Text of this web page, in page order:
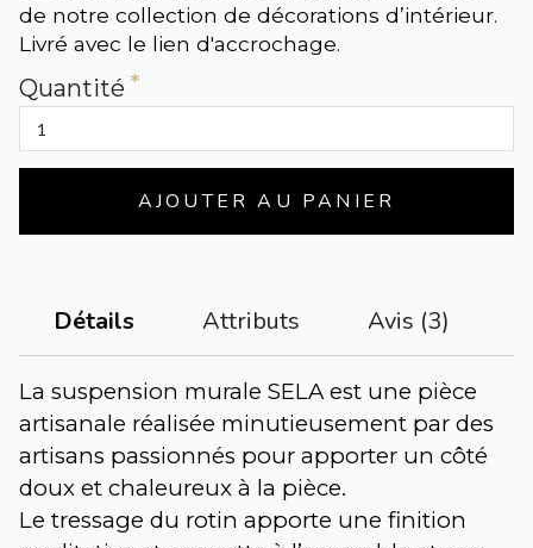
de notre collection de décorations d’intérieur.
Livré avec le lien d'accrochage.
Quantité
AJOUTER AU PANIER
Détails Attributs Avis (3)
La suspension murale SELA est une pièce
artisanale réalisée minutieusement par des
artisans passionnés pour apporter un côté
doux et chaleureux à la pièce.
Le tressage du rotin apporte une finition